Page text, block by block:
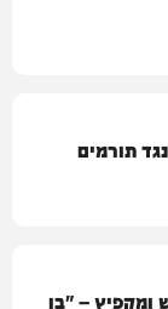
תורמים
ומקפיץ – "בן